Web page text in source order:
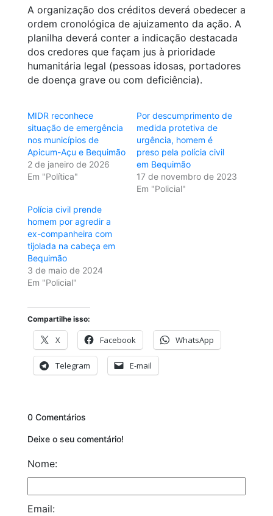
A organização dos créditos deverá obedecer a
ordem cronológica de ajuizamento da ação. A
planilha deverá conter a indicação destacada
dos credores que façam jus à prioridade
humanitária legal (pessoas idosas, portadores
de doença grave ou com deficiência).
MIDR reconhece
situação de emergência
nos municípios de
Apicum-Açu e Bequimão
2 de janeiro de 2026
Em "Política"
Por descumprimento de
medida protetiva de
urgência, homem é
preso pela polícia civil
em Bequimão
17 de novembro de 2023
Em "Policial"
Polícia civil prende
homem por agredir a
ex-companheira com
tijolada na cabeça em
Bequimão
3 de maio de 2024
Em "Policial"
Compartilhe isso:
X Facebook WhatsApp
Telegram E-mail
0 Comentários
Deixe o seu comentário!
Nome:
Email: